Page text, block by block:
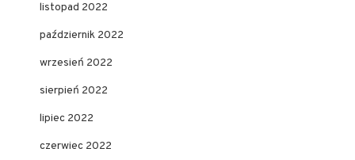
listopad 2022
październik 2022
wrzesień 2022
sierpień 2022
lipiec 2022
czerwiec 2022